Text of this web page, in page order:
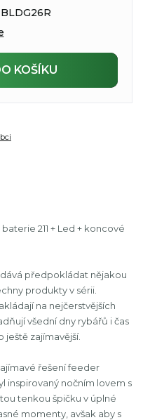
KOŠÍKU
211 + Led + koncové
předpokládat nějakou
produkty v sérii.
na nejčerstvějších
všední dny rybářů i čas
ještě zajímavější.
řešení feeder
inspirovaný nočním lovem s
tenkou špičku v úplné
momenty, avšak aby s